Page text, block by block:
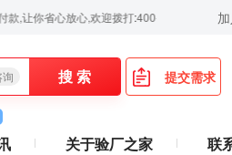
心放心,欢迎拨打:400-008-6006！
搜 索 提交需求
关于验厂之家 联